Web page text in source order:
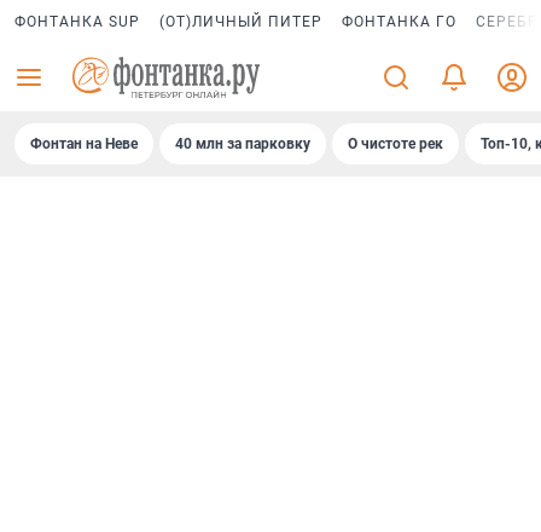
ФОНТАНКА SUP (ОТ)ЛИЧНЫЙ ПИТЕР ФОНТАНКА ГО
Фонтан на Неве 40 млн за парковку О чистоте рек Топ-10,